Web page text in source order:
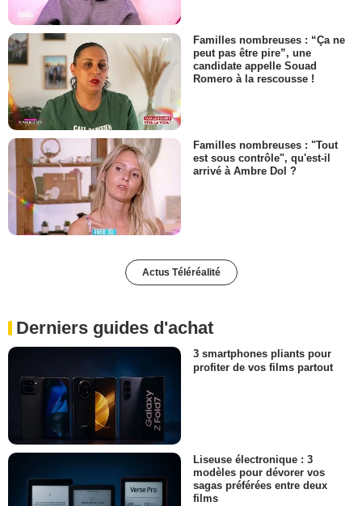
Familles nombreuses : “Ça ne
peut pas être pire”, une
candidate appelle Souad
Romero à la rescousse !
Familles nombreuses : "Tout
est sous contrôle", qu'est-il
arrivé à Ambre Dol ?
Actus Téléréalité
Derniers guides d'achat
3 smartphones pliants pour
profiter de vos films partout
Liseuse électronique : 3
modèles pour dévorer vos
sagas préférées entre deux
films